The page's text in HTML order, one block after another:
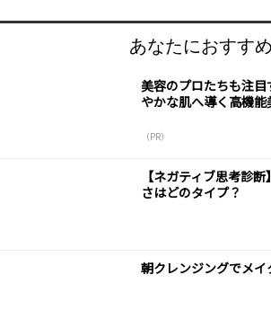
あなたにおすすめ
美容のプロたちも注
やかな肌へ導く高機能
（PR）
【ネガティブ思考診
さはどのタイプ？
朝クレンジングでメ